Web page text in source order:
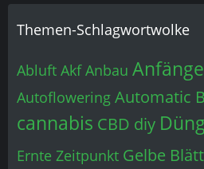
Themen-Schlagwortwolke
Abluft Akf Anbau
Autoflowering Automatic
cannabis CBD diy
Ernte Zeitpunkt Gelbe